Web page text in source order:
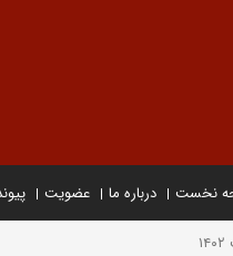
نخست درباره ما عضویت